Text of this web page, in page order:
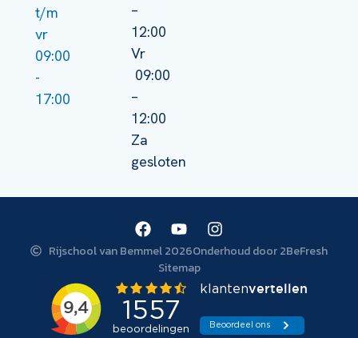
t/m
vr
09:00
-
17:00
–
12:00
Vr
09:00
–
12:00
Za
gesloten
Rijschool van Bemmel 2026Onderhoud door 2BeFresh
Sitemap